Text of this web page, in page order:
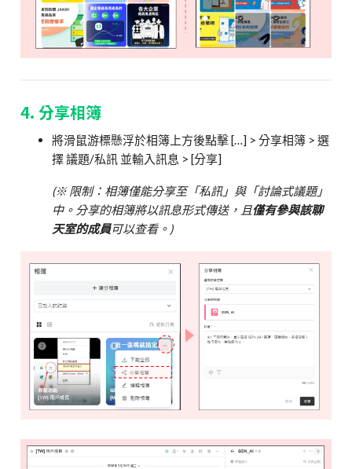
4. 分享相簿
將滑鼠游標懸浮於相簿上方後點擊 […] > 分享相簿 > 選
擇 議題/私訊 並輸入訊息 > [分享]
(※ 限制：相簿僅能分享至「私訊」與「討論式議題」
中。分享的相簿將以訊息形式傳送，且僅有參與該聊
天室的成員可以查看。)